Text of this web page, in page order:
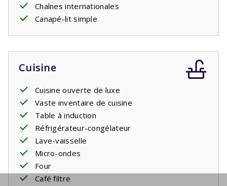
Chaînes internationales
Canapé-lit simple
Cuisine
Cuisine ouverte de luxe
Vaste inventaire de cuisine
Table à induction
Réfrigérateur-congélateur
Lave-vaisselle
Micro-ondes
Four
Café filtre